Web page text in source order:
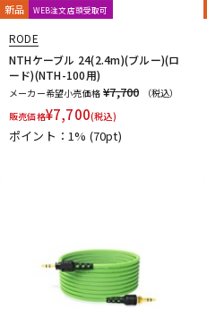
DJ機器
中古
新品 WEB注文店頭受取可
RODE
NTHケーブル 24(2.4m)(ブルー)(ロ
ード)(NTH-100用)
メーカー希望小売価格 ¥7,700
（税込）
販売価格¥7,700(税込)
ポイント：1% (70pt)